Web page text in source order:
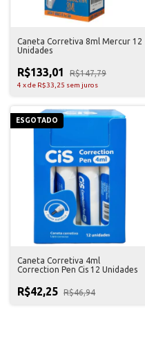
Caneta Corretiva 8ml Mercur 12
Unidades
R$133,01 R$147,79
4 xde R$33,25 sem juros
ESGOTADO
Caneta Corretiva 4ml
Correction Pen Cis 12 Unidades
R$42,25 R$46,94